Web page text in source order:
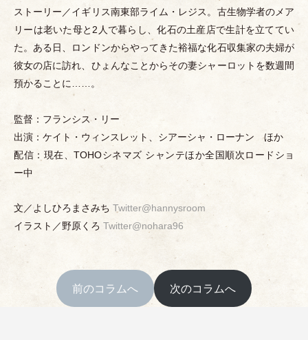
ストーリー／イギリス南東部ライム ・ レジス。古生物学者のメア
リーは老いた母と2人で暮らし、化石の土産店で生計を立ててい
た。ある日、ロンドンからやってきた裕福な化石収集家の夫婦が
彼女の店に訪れ、ひょんなことからその妻シャーロットを数週間
預かることに……。
監督：フランシス・ リー
出演：ケイト ・ ウィンスレット、シアーシャ ・ ローナン ほか
配信：現在、TOHOシネマズ シャンテほか全国順次ロードショ
ー中
文／よしひろまさみち Twitter@hannysroom
イラスト／野原くろ Twitter@nohara96
前のコラムへ 次のコラムへ